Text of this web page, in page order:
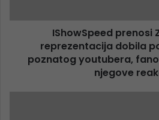
IShowSpeed prenosi
reprezentacija dobila
poznatog youtubera,
njegove